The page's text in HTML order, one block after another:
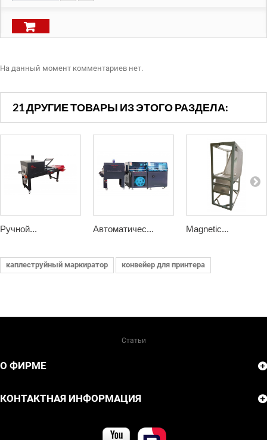
На данный момент комментариев нет.
21 ДРУГИЕ ТОВАРЫ ИЗ ЭТОГО РАЗДЕЛА:
Ручной... Автоматичес... Magnetic...
каплеструйный маркиратор конвейер для принтера
Статьи
О ФИРМЕ
КОНТАКТНАЯ ИНФОРМАЦИЯ